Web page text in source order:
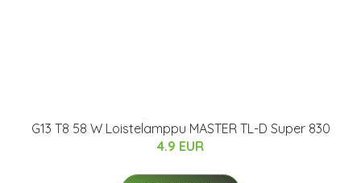
G13 T8 58 W Loistelamppu MASTER TL-D Super 830
4.9 EUR